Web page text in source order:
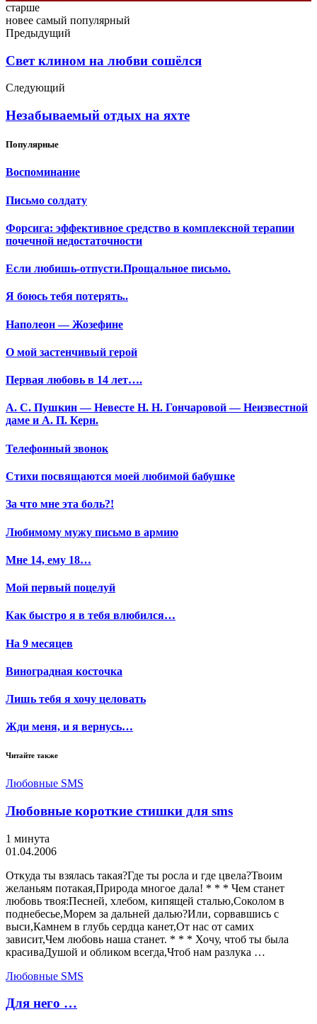
старше
новее самый популярный
Предыдущий
Свет клином на любви сошёлся
Следующий
Незабываемый отдых на яхте
Популярные
Воспоминание
Письмо солдату
Форсига: эффективное средство в комплексной терапии
почечной недостаточности
Если любишь-отпусти.Прощальное письмо.
Я боюсь тебя потерять..
Наполеон — Жозефине
О мой застенчивый герой
Первая любовь в 14 лет….
А. С. Пушкин — Невесте Н. Н. Гончаровой — Неизвестной
даме и А. П. Керн.
Телефонный звонок
Стихи посвящаются моей любимой бабушке
За что мне эта боль?!
Любимому мужу письмо в армию
Мне 14, ему 18…
Мой первый поцелуй
Как быстро я в тебя влюбился…
На 9 месяцев
Виноградная косточка
Лишь тебя я хочу целовать
Жди меня, и я вернусь…
Читайте также
Любовные SMS
Любовные короткие стишки для sms
1 минута
01.04.2006
Откуда ты взялась такая?Где ты росла и где цвела?Твоим
желаньям потакая,Природа многое дала! * * * Чем станет
любовь твоя:Песней, хлебом, кипящей сталью,Соколом в
поднебесье,Морем за дальней далью?Или, сорвавшись с
выси,Камнем в глубь сердца канет,От нас от самих
зависит,Чем любовь наша станет. * * * Хочу, чтоб ты была
красиваДушой и обликом всегда,Чтоб нам разлука …
Любовные SMS
Для него …